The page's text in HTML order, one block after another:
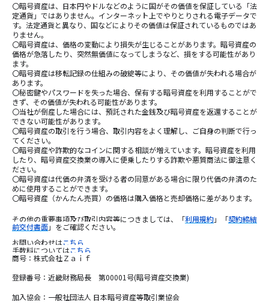
〇暗号資産は、日本円やドルなどのように国がその価値を保証している「法
定通貨」ではありません。インターネット上でやりとりされる電子データで
す。法定通貨と異なり、国などによりその価値は保証されているものではあ
りません。
〇暗号資産は、価格の変動により損失が生じることがあります。暗号資産の
価格が急落したり、突然無価値になってしまうなど、損をする可能性があり
ます。
〇暗号資産は移転記録の仕組みの破綻等により、その価値が失われる場合が
あります。
〇秘密鍵やパスワードを失った場合、保有する暗号資産を利用することがで
きず、その価値が失われる可能性があります。
〇当社が倒産した場合には、預託された金銭及び暗号資産を返還することが
できない可能性があります。
〇暗号資産の取引を行う場合、取引内容をよく理解し、ご自身の判断で行っ
てください。
〇暗号資産や詐欺的なコインに関する相談が増えています。暗号資産を利用
したり、暗号資産交換業の導入に便乗したりする詐欺や悪質商法に御注意く
ださい。
〇暗号資産は代価の弁済を受ける者の同意がある場合に限り代価の弁済のた
めに使⽤することができます。
〇暗号資産（かんたん売買）の価格は購入価格と売却価格に差があります。
その他の重要事項及び取引内容等につきましては、「利用規約」「契約締結
前交付書面」をご確認ください。
お問い合わせはこちら
手数料についてはこちら
商号：株式会社Ｚａｉｆ
登録番号：近畿財務局長 第00001号(暗号資産交換業)
加入協会：一般社団法人 日本暗号資産等取引業協会